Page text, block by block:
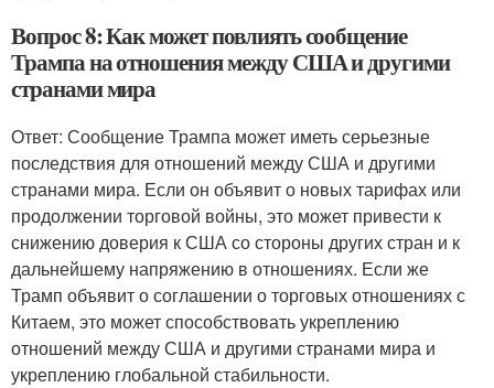
Вопрос 8: Как может повлиять сообщение
Трампа на отношения между США и другими
странами мира
Ответ: Сообщение Трампа может иметь серьезные
последствия для отношений между США и другими
странами мира. Если он объявит о новых тарифах или
продолжении торговой войны, это может привести к
снижению доверия к США со стороны других стран и к
дальнейшему напряжению в отношениях. Если же
Трамп объявит о соглашении о торговых отношениях с
Китаем, это может способствовать укреплению
отношений между США и другими странами мира и
укреплению глобальной стабильности.